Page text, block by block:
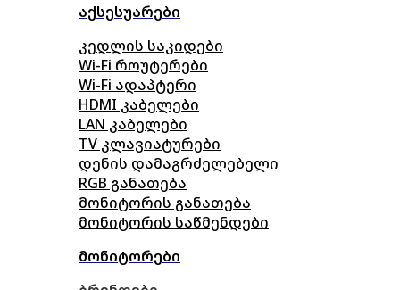
აქსესუარები
კედლის საკიდები
Wi-Fi როუტერები
Wi-Fi ადაპტერი
HDMI კაბელები
LAN კაბელები
TV კლავიატურები
დენის დამაგრძელებელი
RGB განათება
მონიტორის განათება
მონიტორის საწმენდები
მონიტორები